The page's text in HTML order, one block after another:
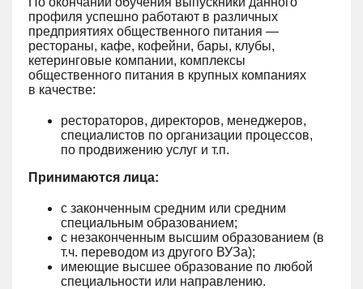
профиля успешно работают в различных
предприятиях общественного питания —
рестораны, кафе, кофейни, бары, клубы,
кетеринговые компании, комплексы
общественного питания в крупных компаниях
в качестве:
рестораторов, директоров, менеджеров,
специалистов по организации процессов,
по продвижению услуг и т.п.
Принимаются лица:
с законченным средним или средним
специальным образованием;
с незаконченным высшим образованием (в
т.ч. переводом из другого ВУЗа);
имеющие высшее образование по любой
специальности или направлению.